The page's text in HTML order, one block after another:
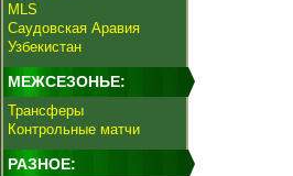
MLS
Саудовская Аравия
Узбекистан
МЕЖСЕЗОНЬЕ:
Трансферы
Контрольные матчи
РАЗНОЕ: